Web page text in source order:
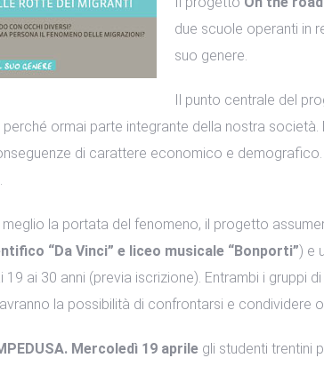
due scuole operanti in
suo genere.
Il punto centrale del
ormai parte integrante della nostra
di carattere economico e
la portata del fenomeno, il progetto
“Da Vinci” e liceo musicale “Bonporti”) e
19 ai 30 anni (previa iscrizione). Entrambi i gruppi
la possibilità di confrontarsi e condividere
Mercoledì 19 aprile gli studenti trentini